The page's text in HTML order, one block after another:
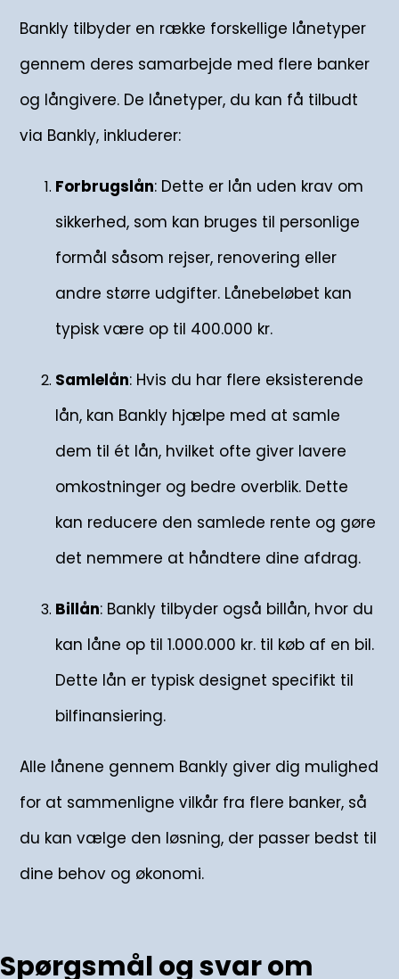
Bankly tilbyder en række forskellige lånetyper
gennem deres samarbejde med flere banker
og långivere. De lånetyper, du kan få tilbudt
via Bankly, inkluderer:
Forbrugslån: Dette er lån uden krav om
sikkerhed, som kan bruges til personlige
formål såsom rejser, renovering eller
andre større udgifter. Lånebeløbet kan
typisk være op til 400.000 kr.
Samlelån: Hvis du har flere eksisterende
lån, kan Bankly hjælpe med at samle
dem til ét lån, hvilket ofte giver lavere
omkostninger og bedre overblik. Dette
kan reducere den samlede rente og gøre
det nemmere at håndtere dine afdrag.
Billån: Bankly tilbyder også billån, hvor du
kan låne op til 1.000.000 kr. til køb af en bil.
Dette lån er typisk designet specifikt til
bilfinansiering.
Alle lånene gennem Bankly giver dig mulighed
for at sammenligne vilkår fra flere banker, så
du kan vælge den løsning, der passer bedst til
dine behov og økonomi.
Spørgsmål og svar om